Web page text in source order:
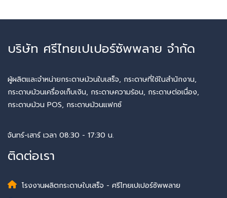
บริษัท ศรีไทยเปเปอร์ซัพพลาย จำกัด
ผู้ผลิตและจำหน่ายกระดาษม้วนใบเสร็จ, กระดาษที่ใช้ในสำนักงาน,
กระดาษม้วนเครื่องเก็บเงิน, กระดาษความร้อน, กระดาษต่อเนื่อง,
กระดาษม้วน POS, กระดาษม้วนแฟกซ์
จันทร์-เสาร์ เวลา 08:30 - 17:30 น.
ติดต่อเรา
โรงงานผลิตกระดาษใบเสร็จ - ศรีไทยเปเปอร์ซัพพลาย